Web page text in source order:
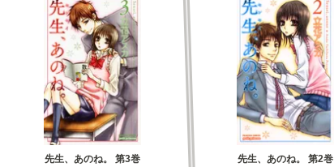
先生、あのね。 第3巻 先生、あのね。 第2巻